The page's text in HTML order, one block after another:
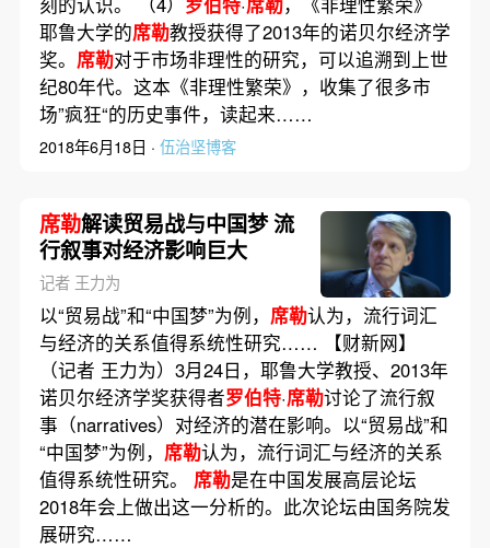
耶鲁大学的席勒教授获得了2013年的诺贝尔经济学
奖。 席勒对于市场非理性的研究，可以追溯到上世
纪80年代。这本《非理性繁荣》，收集了很多市
场”疯狂“的历史事件，读起来……
2018年6月18日 · 伍治坚博客
席勒解读贸易战与中国梦 流
行叙事对经济影响巨大
记者 王力为
以“贸易战”和“中国梦”为例， 席勒认为，流行词汇
与经济的关系值得系统性研究…… 【财新网】
（记者 王力为）3月24日，耶鲁大学教授、2013年
诺贝尔经济学奖获得者罗伯特·席勒讨论了流行叙
事（narratives）对经济的潜在影响。以“贸易战”和
“中国梦”为例， 席勒认为，流行词汇与经济的关系
值得系统性研究。 席勒是在中国发展高层论坛
2018年会上做出这一分析的。此次论坛由国务院发
展研究……